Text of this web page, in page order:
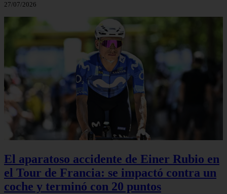
27/07/2026
El aparatoso accidente de Einer Rubio en
el Tour de Francia: se impactó contra un
coche y terminó con 20 puntos